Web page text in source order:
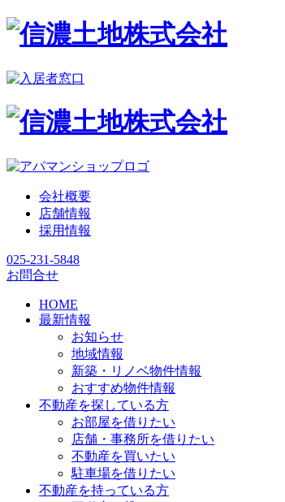
会社概要
店舗情報
採用情報
025-231-5848
お問合せ
HOME
最新情報
お知らせ
地域情報
新築・リノベ物件情報
おすすめ物件情報
不動産を探している方
お部屋を借りたい
店舗・事務所を借りたい
不動産を買いたい
駐車場を借りたい
不動産を持っている方